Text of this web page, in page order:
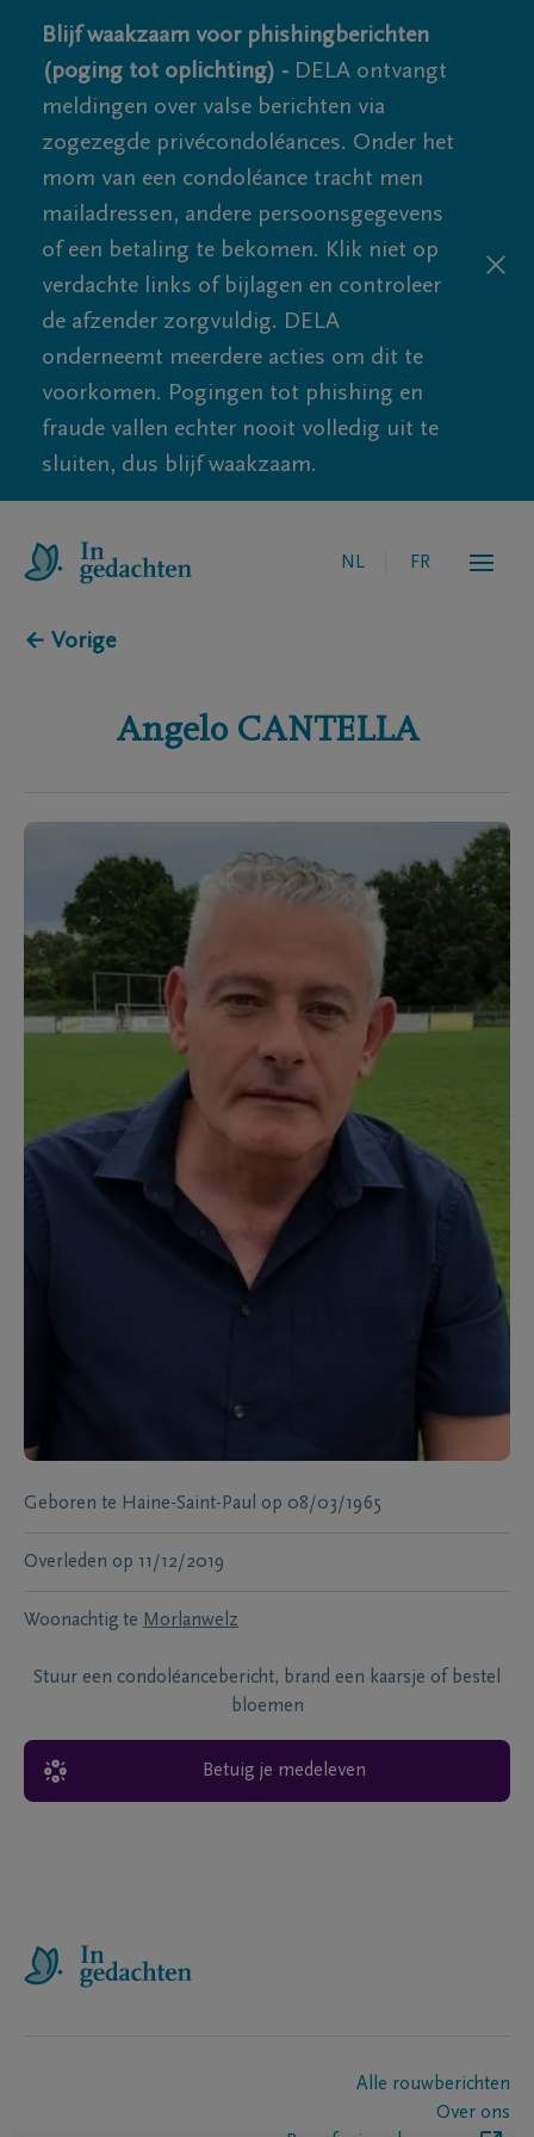
Blijf waakzaam voor phishingberichten
(poging tot oplichting) - DELA ontvangt
meldingen over valse berichten via
zogezegde privécondoléances. Onder het
mom van een condoléance tracht men
mailadressen, andere persoonsgegevens
of een betaling te bekomen. Klik niet op
verdachte links of bijlagen en controleer
de afzender zorgvuldig. DELA
onderneemt meerdere acties om dit te
voorkomen. Pogingen tot phishing en
fraude vallen echter nooit volledig uit te
sluiten, dus blijf waakzaam.
NL FR
← Vorige
Angelo CANTELLA
Geboren te Haine-Saint-Paul op 08/03/1965
Overleden op 11/12/2019
Woonachtig te Morlanwelz
Stuur een condoléancebericht, brand een kaarsje of bestel
bloemen
Betuig je medeleven
Alle rouwberichten
Over ons